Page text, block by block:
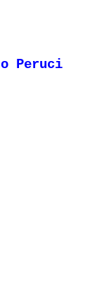
Peruci